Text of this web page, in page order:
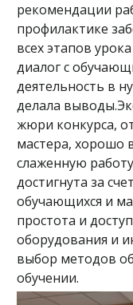
рекомендации
профилактике
всех этапов
диалог с
деятельность в
делала
жюри конкурса,
мастера, хорошо
слаженную
достигнута за
обучающихся и
простота и
оборудования и
выбор методов
обучении.